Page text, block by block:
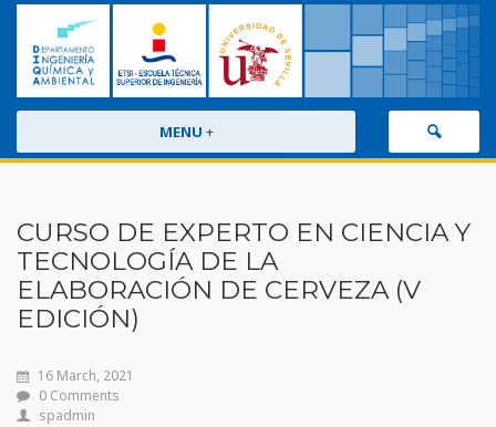
MENU +
CURSO DE EXPERTO EN CIENCIA Y
TECNOLOGÍA DE LA
ELABORACIÓN DE CERVEZA (V
EDICIÓN)
16 March, 2021
0 Comments
spadmin